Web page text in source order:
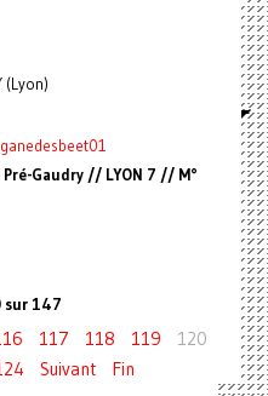
(Lyon)
Pré-Gaudry // LYON 7 // M°
sur 147
117 118 119
120
Suivant Fin